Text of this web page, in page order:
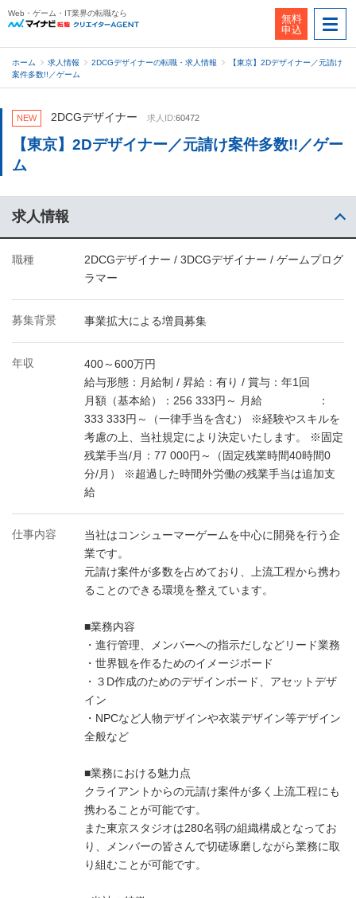
Web・ゲーム・IT業界の転職なら
無料
申込
ホーム 求人情報 2DCGデザイナーの転職・求人情報
【東京】2Dデザイナー／元請け
案件多数!!／ゲーム
NEW 2DCGデザイナー 求人ID:60472
【東京】2Dデザイナー／元請け案件多数!!／ゲー
ム
求人情報
職種
2DCGデザイナー / 3DCGデザイナー / ゲームプログ
ラマー
募集背景 事業拡大による増員募集
年収
400～600万円
給与形態：月給制 / 昇給：有り / 賞与：年1回
月額（基本給）：256 333円～ 月給 ：
333 333円～（一律手当を含む） ※経験やスキルを
考慮の上、当社規定により決定いたします。 ※固定
残業手当/月：77 000円～（固定残業時間40時間0
分/月） ※超過した時間外労働の残業手当は追加支
給
仕事内容
当社はコンシューマーゲームを中心に開発を行う企
業です。
元請け案件が多数を占めており、上流工程から携わ
ることのできる環境を整えています。
■業務内容
・進行管理、メンバーへの指示だしなどリード業務
・世界観を作るためのイメージボード
・３D作成のためのデザインボード、アセットデザ
イン
・NPCなど人物デザインや衣装デザイン等デザイン
全般など
■業務における魅力点
クライアントからの元請け案件が多く上流工程にも
携わることが可能です。
また東京スタジオは280名弱の組織構成となってお
り、メンバーの皆さんで切磋琢磨しながら業務に取
り組むことが可能です。